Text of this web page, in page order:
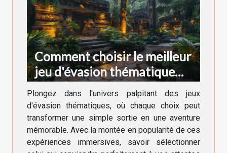
Comment choisir le meilleur
jeu d'évasion thématique
pour votre prochaine
aventure
Plongez dans l'univers palpitant des jeux
d'évasion thématiques, où chaque choix peut
transformer une simple sortie en une aventure
mémorable. Avec la montée en popularité de ces
expériences immersives, savoir sélectionner